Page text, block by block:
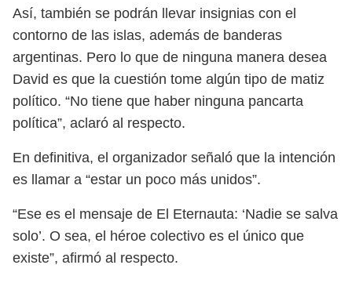
Así, también se podrán llevar insignias con el
contorno de las islas, además de banderas
argentinas. Pero lo que de ninguna manera desea
David es que la cuestión tome algún tipo de matiz
político. “No tiene que haber ninguna pancarta
política”, aclaró al respecto.
En definitiva, el organizador señaló que la intención
es llamar a “estar un poco más unidos”.
“Ese es el mensaje de El Eternauta: ‘Nadie se salva
solo’. O sea, el héroe colectivo es el único que
existe”, afirmó al respecto.